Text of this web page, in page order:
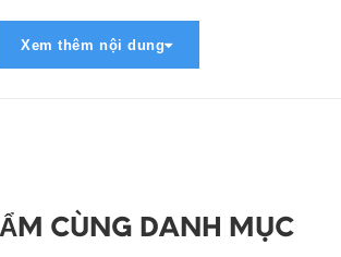
chuyển trong bán kính 5km
- VIBER : 0379 579 486
Xem thêm nội dung
CÙNG DANH MỤC